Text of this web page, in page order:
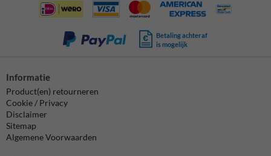
Betaling achteraf
is mogelijk
Informatie
Product(en) retourneren
Cookie / Privacy
Disclaimer
Sitemap
Algemene Voorwaarden